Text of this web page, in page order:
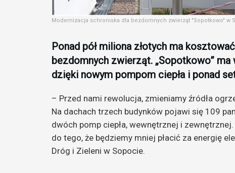
Modernizacja schroniska dla bezdomnych zwierząt "Sopotkowo" w
Ponad pół miliona złotych ma
bezdomnych zwierząt. „Sopotkowo”
dzięki nowym pompom ciepła i ponad
– Przed nami rewolucja, zmieniamy źródła
Na dachach trzech budynków pojawi się 109
dwóch pomp ciepła, wewnętrznej i
do tego, że będziemy mniej płacić za energię
Dróg i Zieleni w Sopocie.